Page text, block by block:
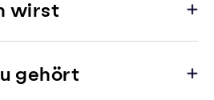
wirst
gehört